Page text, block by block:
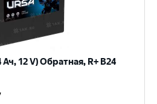
12 V) Обратная, R+ B24